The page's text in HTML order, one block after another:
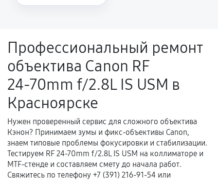
Поломка установленной детали при
нормальной эксплуатации в течение
гарантийного срока.
Несоответствие комплектующей заявленным
техническим характеристикам.
Документы для подтверждения
гарантии
Гарантийный талон.
Профессиональный ремонт
объектива Canon RF
24‑70mm f/2.8L IS USM в
Красноярске
Нужен проверенный сервис для сложного объектива
Кэнон? Принимаем зумы и фикс-объективы Canon,
знаем типовые проблемы фокусировки и стабилизации.
Тестируем RF 24‑70mm f/2.8L IS USM на коллиматоре и
MTF-стенде и составляем смету до начала работ.
Свяжитесь по телефону +7 (391) 216-91-54 или